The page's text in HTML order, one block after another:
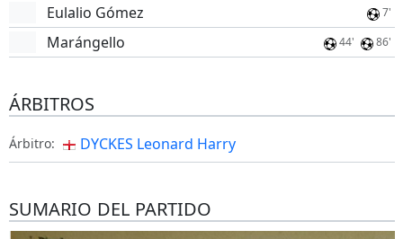
Eulalio Gómez 7'
Marángello 44' 86'
ÁRBITROS
Árbitro: DYCKES Leonard Harry
SUMARIO DEL PARTIDO